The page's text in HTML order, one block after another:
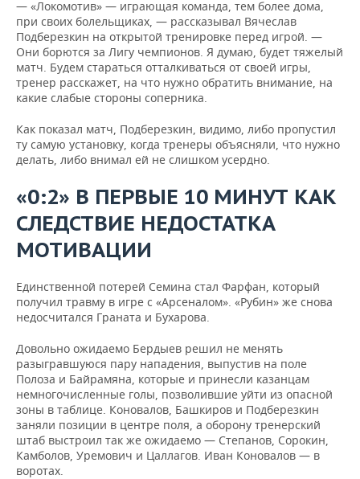
— «Локомотив» — играющая команда, тем более дома,
при своих болельщиках, — рассказывал Вячеслав
Подберезкин на открытой тренировке перед игрой. —
Они борются за Лигу чемпионов. Я думаю, будет тяжелый
матч. Будем стараться отталкиваться от своей игры,
тренер расскажет, на что нужно обратить внимание, на
какие слабые стороны соперника.
Как показал матч, Подберезкин, видимо, либо пропустил
ту самую установку, когда тренеры объясняли, что нужно
делать, либо внимал ей не слишком усердно.
«0:2» В ПЕРВЫЕ 10 МИНУТ КАК
СЛЕДСТВИЕ НЕДОСТАТКА
МОТИВАЦИИ
Единственной потерей Семина стал Фарфан, который
получил травму в игре с «Арсеналом». «Рубин» же снова
недосчитался Граната и Бухарова.
Довольно ожидаемо Бердыев решил не менять
разыгравшуюся пару нападения, выпустив на поле
Полоза и Байрамяна, которые и принесли казанцам
немногочисленные голы, позволившие уйти из опасной
зоны в таблице. Коновалов, Башкиров и Подберезкин
заняли позиции в центре поля, а оборону тренерский
штаб выстроил так же ожидаемо — Степанов, Сорокин,
Камболов, Уремович и Цаллагов. Иван Коновалов — в
воротах.